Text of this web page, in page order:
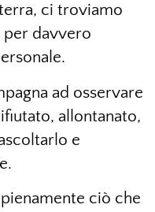
ci troviamo
davvero
ad osservare
allontanato,
e
ciò che